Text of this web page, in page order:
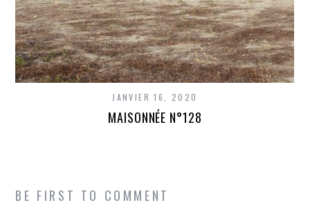
JANVIER 16, 2020
MAISONNÉE N°128
BE FIRST TO COMMENT